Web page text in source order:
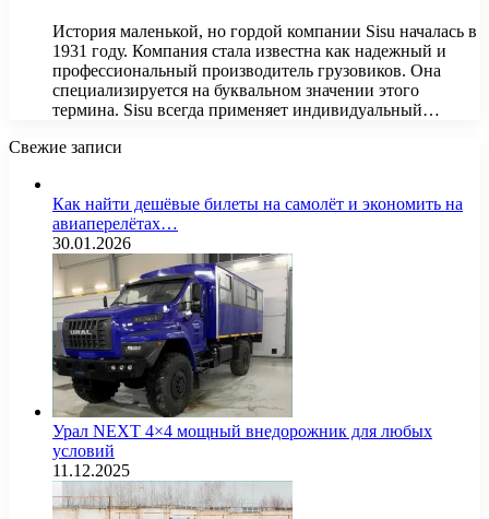
История маленькой, но гордой компании Sisu началась в
1931 году. Компания стала известна как надежный и
профессиональный производитель грузовиков. Она
специализируется на буквальном значении этого
термина. Sisu всегда применяет индивидуальный…
Свежие записи
Как найти дешёвые билеты на самолёт и экономить на
авиаперелётах…
30.01.2026
Урал NEXT 4×4 мощный внедорожник для любых
условий
11.12.2025